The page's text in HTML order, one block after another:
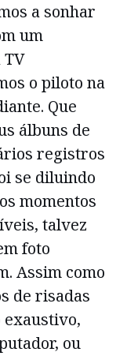
a sonhar
um
o piloto na
Que
álbuns de
registros
se diluindo
momentos
talvez
foto
Assim como
de risadas
exaustivo,
ou